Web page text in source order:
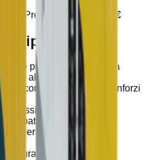
: Prezzo ridotto da 395€
pop e risposta rapida
ad alte prestazioni
con core in Paulownia e rinforzi
massimo grip
impatti
per trick e atterraggi
durabilità